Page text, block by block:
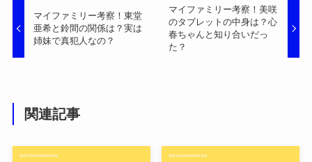
マイファミリー考察！東堂
亜希と鈴間の関係は？実は
姉妹で真犯人なの？
マイファミリー考察！美咲
のタブレットの中身は？心
春ちゃんと知り合いだっ
た？
関連記事